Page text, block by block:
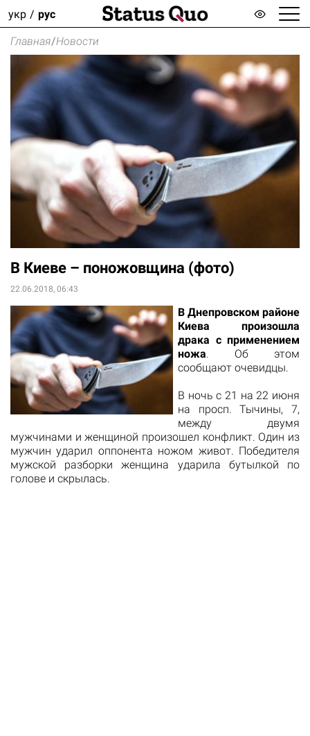
укр рус
Главная/Новости
В Киеве – поножовщина (фото)
22.06.2018, 06:43
В Днепровском районе
Киева произошла
драка с применением
ножа. Об этом
сообщают очевидцы.
В ночь с 21 на 22 июня
на просп. Тычины, 7,
между двумя
мужчинами и женщиной произошел конфликт. Один из
мужчин ударил оппонента ножом живот. Победителя
мужской разборки женщина ударила бутылкой по
голове и скрылась.